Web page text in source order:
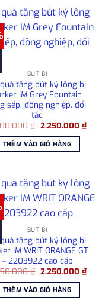
₫.
BÚT BI
tặng bút ký lông bi
IM Grey Fountain
sếp, đồng nghiệp, đối
tác
₫ Giá
là:
2.800.000 ₫.
2.250.000 ₫Giá
hiện
THÊM VÀO GIỎ HÀNG
BÚT BI
quà tặng bút ký lông bi
IM WRIT ORANGE GT
– 2203922 cao cấp
₫ Giá
là:
2.850.000 ₫.
2.250.000 ₫Giá
THÊM VÀO GIỎ HÀNG